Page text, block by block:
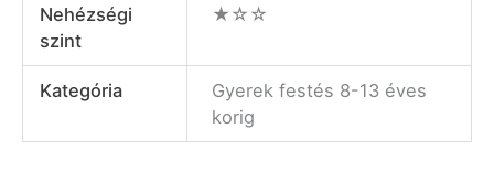
Nehézségi
szint
★☆☆
Kategória
Gyerek festés 8-13 éves
korig